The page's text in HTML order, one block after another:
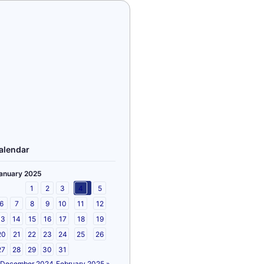
2025
1
2 3 4
5
6
7 8 9 10 11
12
14 15 16 17 18
19
21 22 23 24 25
26
28 29 30
31